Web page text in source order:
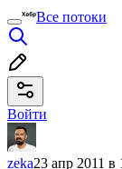
Все потоки
Войти
zeka23 апр 2011 в